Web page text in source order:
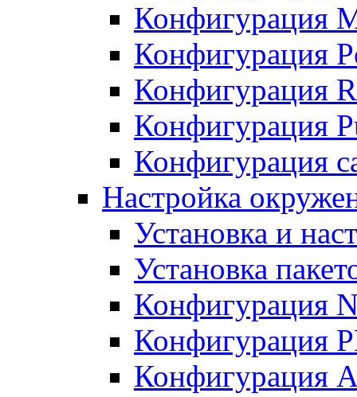
Конфигурация
Конфигурация
Конфигурация
Конфигурация
Конфигурация
Настройка
Установка и
Установка
Конфигурация
Конфигурация
Конфигурация